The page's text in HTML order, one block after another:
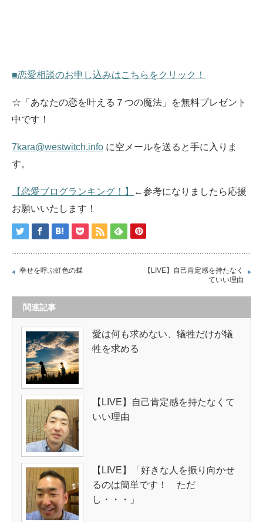
■恋愛相談のお申し込みはこちらをクリック！
☆「あなたの恋を叶える７つの魔法」を無料プレゼント
中です！
7kara@westwitch.info に空メールを送ると手に入りま
す。
【恋愛ブログランキング！】
←参考になりましたら応援
お願いいたします！
幸せを呼ぶ虹色の蝶
【LIVE】自己肯定感を持たなく
ていい理由
関連記事
愛は何も求めない、犠牲だけが犠
牲を求める
【LIVE】自己肯定感を持たなくて
いい理由
【LIVE】「好きな人を振り向かせ
るのは簡単です！ ただ
し・・・」